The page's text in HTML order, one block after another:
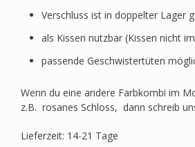
Verschluss ist in doppelter Lager
als Kissen nutzbar (Kissen nicht
passende Geschwistertüten
Wenn du eine andere Farbkombi im
z.B. rosanes Schloss, dann schreib
Lieferzeit: 14-21 Tage